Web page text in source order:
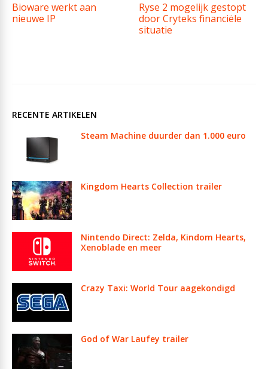
Bioware werkt aan
nieuwe IP
Ryse 2 mogelijk gestopt
door Cryteks financiële
situatie
RECENTE ARTIKELEN
Steam Machine duurder dan 1.000 euro
Kingdom Hearts Collection trailer
Nintendo Direct: Zelda, Kindom Hearts,
Xenoblade en meer
Crazy Taxi: World Tour aagekondigd
God of War Laufey trailer